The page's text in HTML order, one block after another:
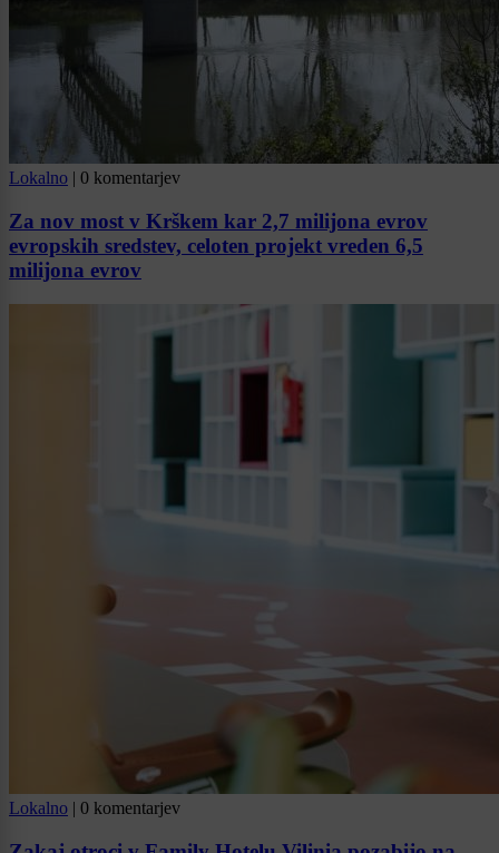
Lokalno 0 komentarjev
Za nov most v Krškem kar 2,7 milijona evrov
evropskih sredstev, celoten projekt vreden 6,5
milijona evrov
Lokalno | 0 komentarjev